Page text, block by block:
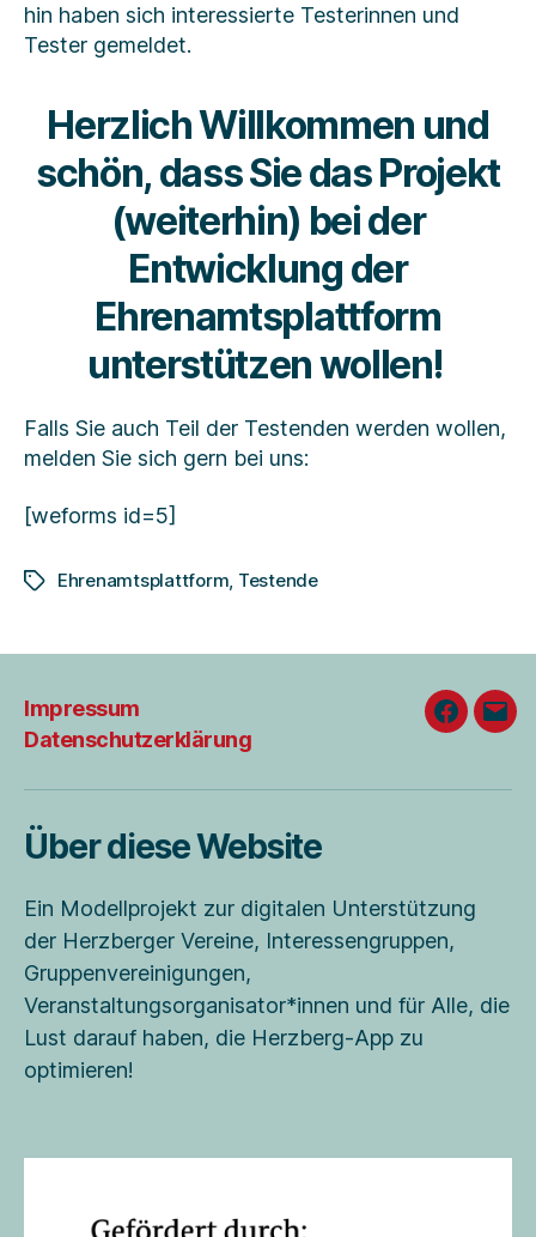
hin haben sich interessierte Testerinnen und
Tester gemeldet.
Herzlich Willkommen und
schön, dass Sie das Projekt
(weiterhin) bei der
Entwicklung der
Ehrenamtsplattform
unterstützen wollen!
Falls Sie auch Teil der Testenden werden wollen,
melden Sie sich gern bei uns:
[weforms id=5]
Schlagwörter
Ehrenamtsplattform, Testende
Impressum
Datenschutzerklärung
E-
Über diese Website
Ein Modellprojekt zur digitalen Unterstützung
der Herzberger Vereine, Interessengruppen,
Gruppenvereinigungen,
Veranstaltungsorganisator*innen und für Alle, die
Lust darauf haben, die Herzberg-App zu
optimieren!